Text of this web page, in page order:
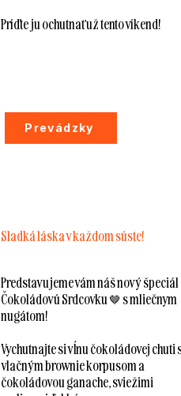
Príďte ju ochutnať už tento víkend!
Prevádzky
Sladká láska v každom súste!
Predstavujeme vám náš nový
Čokoládovú Srdcovku 🤎 s mliečnym
nugátom!
Vychutnajte si vĺnu čokoládovej chuti
vlačným brownie korpusom a
čokoládovou ganache, sviežimi